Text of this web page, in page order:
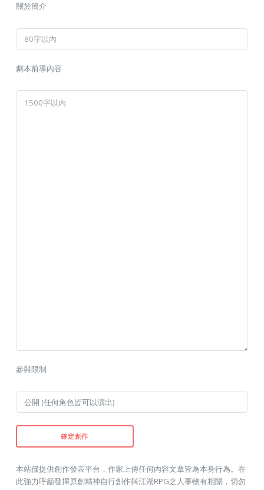
關於簡介
劇本前導內容
參與限制
本站僅提供創作發表平台，作家上傳任何內容文章皆為本身行為。在
此強力呼籲發揮原創精神自行創作與江湖RPG之人事物有相關，切勿